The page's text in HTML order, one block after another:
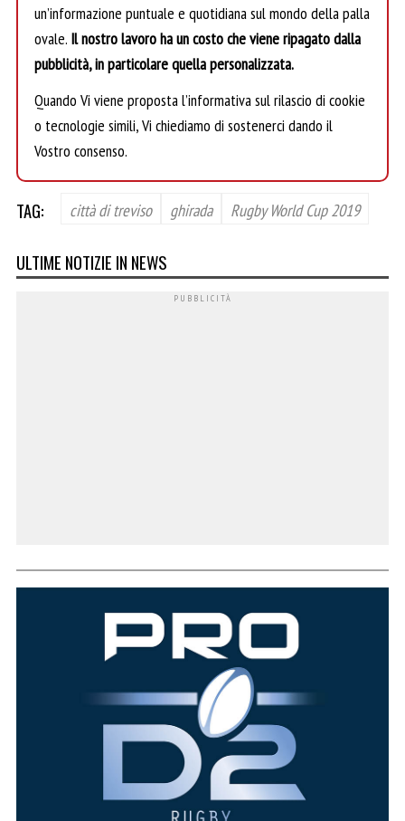
un’informazione puntuale e quotidiana sul mondo della palla
ovale. Il nostro lavoro ha un costo che viene ripagato dalla
pubblicità, in particolare quella personalizzata.
Quando Vi viene proposta l’informativa sul rilascio di cookie
o tecnologie simili, Vi chiediamo di sostenerci dando il
Vostro consenso.
TAG: città di treviso ghirada Rugby World Cup 2019
ULTIME NOTIZIE IN NEWS